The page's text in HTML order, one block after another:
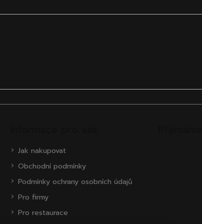
Jak nakupovat
Obchodní podmínky
Podmínky ochrany osobních údajů
Pro firmy
Pro restaurace